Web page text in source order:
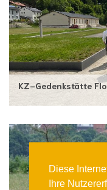
Diese
Ihre
KZ-Gedenkstätte